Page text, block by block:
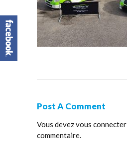
Post A Comment
Vous devezvous connecter
commentaire.